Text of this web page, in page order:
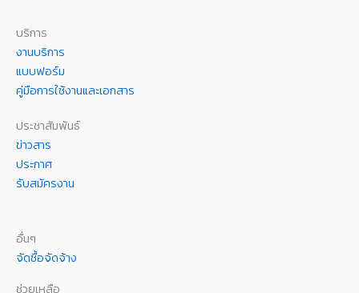
บริการ
งานบริการ
แบบฟอร์ม
คู่มือการใช้งานและเอกสาร
ประชาสัมพันธ์
ข่าวสาร
ประกาศ
รับสมัครงาน
อื่นๆ
จัดซื้อจัดจ้าง
ช่วยเหลือ